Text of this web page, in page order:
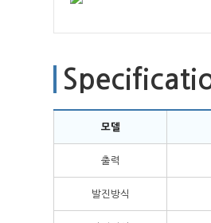
모델
출력
발진방식